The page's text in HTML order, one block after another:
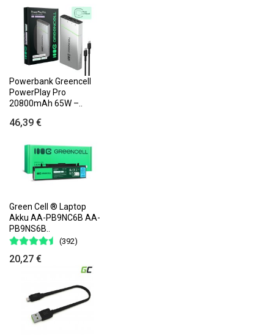
Powerbank Greencell
PowerPlay Pro
20800mAh 65W –..
46,39 €
Green Cell ® Laptop
Akku AA-PB9NC6B AA-
PB9NS6B..
(392)
20,27 €